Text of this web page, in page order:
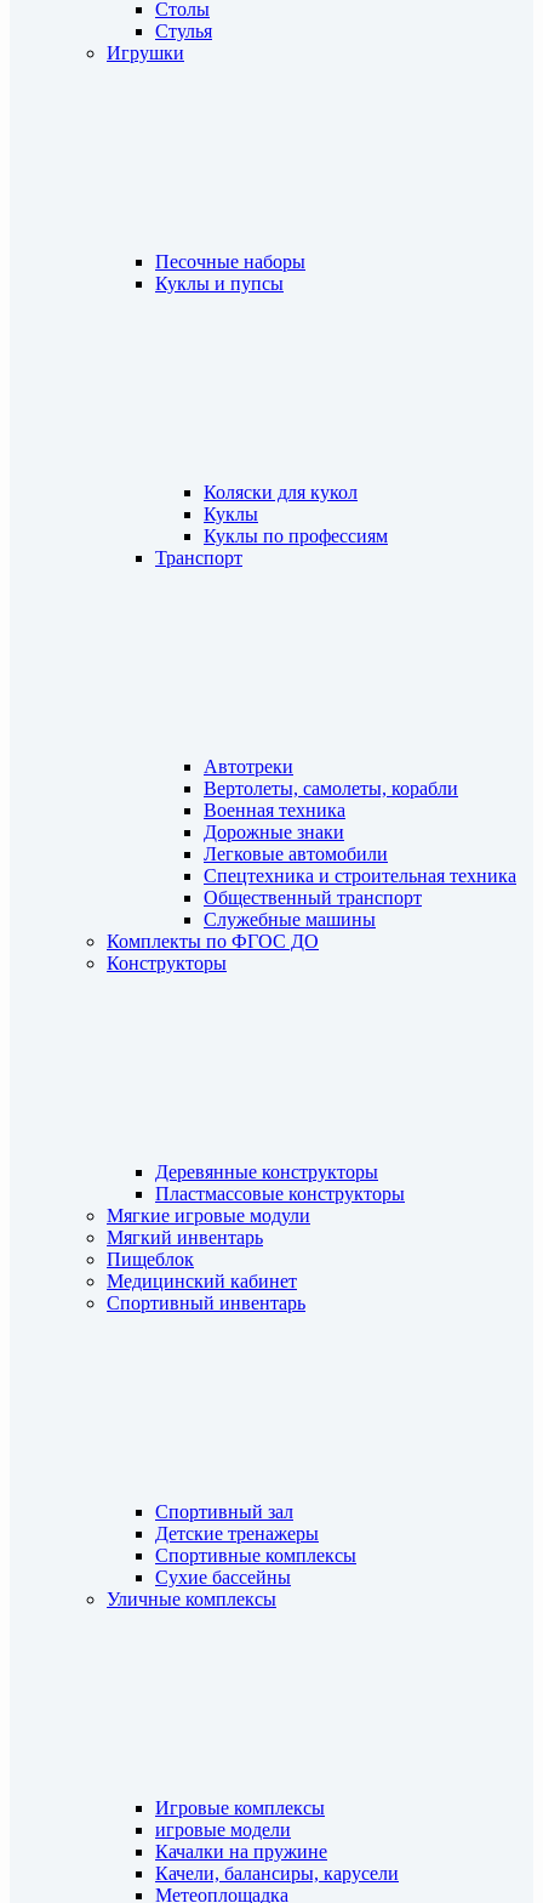
Столы
Стулья
Игрушки
Песочные наборы
Куклы и пупсы
Коляски для кукол
Куклы
Куклы по профессиям
Транспорт
Автотреки
Вертолеты, самолеты, корабли
Военная техника
Дорожные знаки
Легковые автомобили
Спецтехника и строительная техника
Общественный транспорт
Служебные машины
Комплекты по ФГОС ДО
Конструкторы
Деревянные конструкторы
Пластмассовые конструкторы
Мягкие игровые модули
Мягкий инвентарь
Пищеблок
Медицинский кабинет
Спортивный инвентарь
Спортивный зал
Детские тренажеры
Спортивные комплексы
Сухие бассейны
Уличные комплексы
Игровые комплексы
игровые модели
Качалки на пружине
Качели, балансиры, карусели
Метеоплощадка